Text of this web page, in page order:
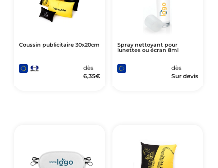
Coussin publicitaire 30x20cm
dès
6,35€
Spray nettoyant pour
lunettes ou écran 8ml
dès
Sur devis